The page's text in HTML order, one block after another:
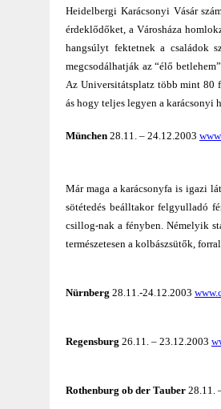
Heidelbergi Karácsonyi Vásár
érdeklődőket, a Városháza
hangsúlyt fektetnek a családok
megcsodálhatják az “élő
Az Universitátsplatz több mint 80
ás hogy teljes legyen a karácsonyi
München 28.11. – 24.12.2003
Már maga a karácsonyfa is igazi
sötétedés beálltakor felgyulladó
csillog-nak a fényben. Némelyik
természetesen a kolbászsütők,
Nürnberg 28.11.-24.12.2003
Regensburg 26.11. – 23.12.2003
Rothenburg ob der Tauber 28.11.